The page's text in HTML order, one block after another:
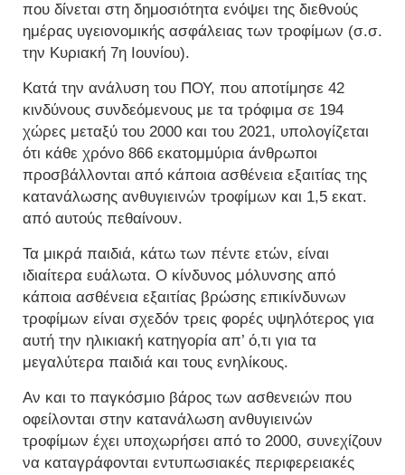
που δίνεται στη δημοσιότητα ενόψει της διεθνούς
ημέρας υγειονομικής ασφάλειας των τροφίμων (σ.σ.
την Κυριακή 7η Ιουνίου).
Κατά την ανάλυση του ΠΟΥ, που αποτίμησε 42
κινδύνους συνδεόμενους με τα τρόφιμα σε 194
χώρες μεταξύ του 2000 και του 2021, υπολογίζεται
ότι κάθε χρόνο 866 εκατομμύρια άνθρωποι
προσβάλλονται από κάποια ασθένεια εξαιτίας της
κατανάλωσης ανθυγιεινών τροφίμων και 1,5 εκατ.
από αυτούς πεθαίνουν.
Τα μικρά παιδιά, κάτω των πέντε ετών, είναι
ιδιαίτερα ευάλωτα. Ο κίνδυνος μόλυνσης από
κάποια ασθένεια εξαιτίας βρώσης επικίνδυνων
τροφίμων είναι σχεδόν τρεις φορές υψηλότερος για
αυτή την ηλικιακή κατηγορία απ’ ό,τι για τα
μεγαλύτερα παιδιά και τους ενηλίκους.
Αν και το παγκόσμιο βάρος των ασθενειών που
οφείλονται στην κατανάλωση ανθυγιεινών
τροφίμων έχει υποχωρήσει από το 2000, συνεχίζουν
να καταγράφονται εντυπωσιακές περιφερειακές